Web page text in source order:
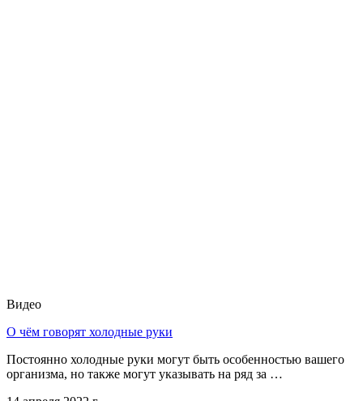
Видео
О чём говорят холодные руки
Постоянно холодные руки могут быть особенностью вашего
организма, но также могут указывать на ряд за …